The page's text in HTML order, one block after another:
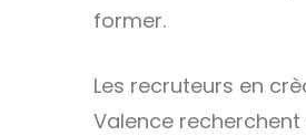
former.
Les recruteurs en
Valence